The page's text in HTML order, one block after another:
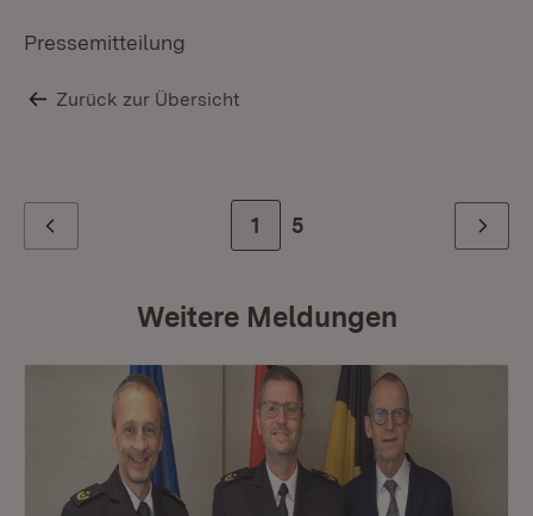
Pressemitteilung
Zurück zur Übersicht
Zur Seite
1 Zur letzten Seite
5 Weiter
Weitere Meldungen